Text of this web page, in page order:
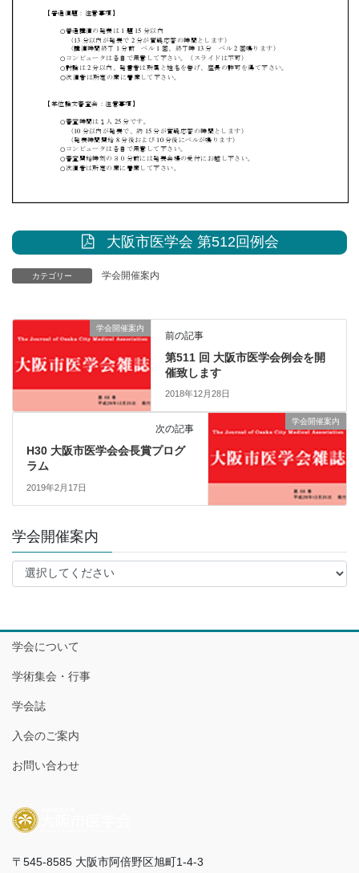
大阪市医学会 第512回例会
カテゴリー 学会開催案内
学会開催案内
前の記事
第511 回 大阪市医学会例会を開
催致します
2018年12月28日
学会開催案内
次の記事
H30 大阪市医学会会長賞プログ
ラム
2019年2月17日
学会開催案内
学会について
学術集会・行事
学会誌
入会のご案内
お問い合わせ
〒545-8585 大阪市阿倍野区旭町1-4-3